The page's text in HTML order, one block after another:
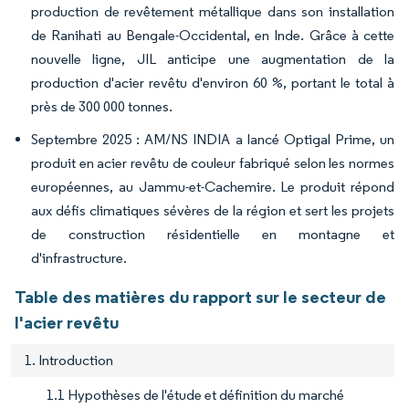
production de revêtement métallique dans son installation
de Ranihati au Bengale-Occidental, en Inde. Grâce à cette
nouvelle ligne, JIL anticipe une augmentation de la
production d'acier revêtu d'environ 60 %, portant le total à
près de 300 000 tonnes.
Septembre 2025 : AM/NS INDIA a lancé Optigal Prime, un
produit en acier revêtu de couleur fabriqué selon les normes
européennes, au Jammu-et-Cachemire. Le produit répond
aux défis climatiques sévères de la région et sert les projets
de construction résidentielle en montagne et
d'infrastructure.
Table des matières du rapport sur le secteur de
l'acier revêtu
1. Introduction
1.1 Hypothèses de l'étude et définition du marché